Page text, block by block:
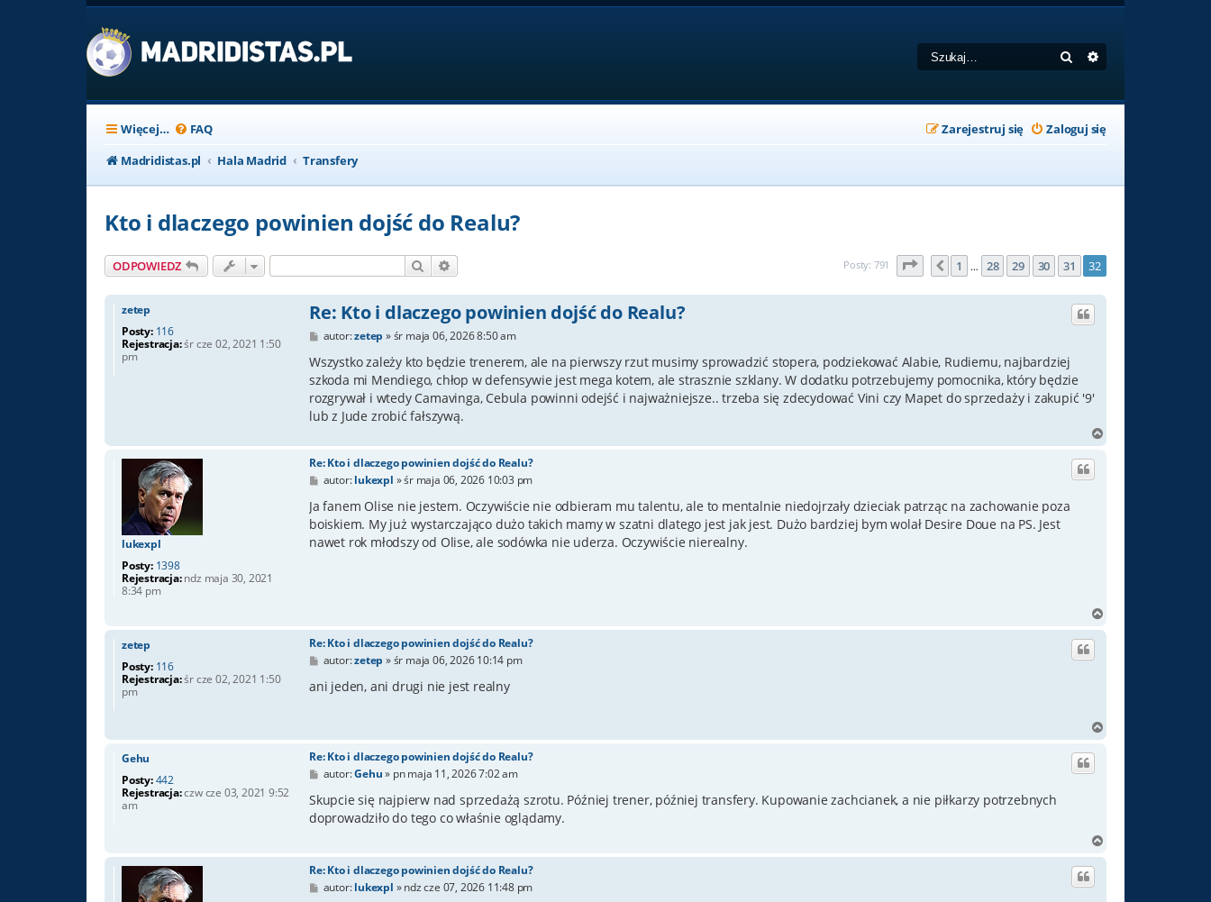
Szukaj
Więcej… FAQ Zaloguj się
Zarejestruj się
Madridistas.pl
Hala Madrid Transfery
Kto i dlaczego powinien dojść do Realu?
ODPOWIEDZ Szukaj Posty: 791 Strona32 z 32
Poprzednia
1 … 28 29 30 31 32
zetep
Posty: 116
Rejestracja:śr cze 02, 2021 1:50
pm
Re: Kto i dlaczego powinien dojść do Realu?
P
s
t
autor:zetep »śr maja 06, 2026 8:50 am
Wszystko zależy kto będzie trenerem, ale na pierwszy rzut musimy sprowadzić stopera, podziekować Alabie, Rudiemu, najbardziej
szkoda mi Mendiego, chłop w defensywie jest mega kotem, ale strasznie szklany. W dodatku potrzebujemy pomocnika, który będzie
rozgrywał i wtedy Camavinga, Cebula powinni odejść i najważniejsze.. trzeba się zdecydować Vini czy Mapet do sprzedaży i zakupić '9'
lub z Jude zrobić fałszywą.
lukexpl
Posty: 1398
Rejestracja:ndz maja 30, 2021
8:34 pm
Re: Kto i dlaczego powinien dojść do Realu?
P
s
autor:lukexpl »śr maja 06, 2026 10:03 pm
Ja fanem Olise nie jestem. Oczywiście nie odbieram mu talentu, ale to mentalnie niedojrzały dzieciak patrząc na zachowanie poza
boiskiem. My już wystarczająco dużo takich mamy w szatni dlatego jest jak jest. Dużo bardziej bym wolał Desire Doue na PS. Jest
nawet rok młodszy od Olise, ale sodówka nie uderza. Oczywiście nierealny.
zetep
Posty: 116
Rejestracja:śr cze 02, 2021 1:50
pm
Re: Kto i dlaczego powinien dojść do Realu?
P
s
autor:zetep »śr maja 06, 2026 10:14 pm
ani jeden, ani drugi nie jest realny
Gehu
Posty:442
Rejestracja:czw cze 03, 2021 9:52
am
Re: Kto i dlaczego powinien dojść do Realu?
P
s
autor:Gehu» pn maja 11, 2026 7:02 am
Skupcie się najpierw nad sprzedażą szrotu. Później trener, później transfery. Kupowanie zachcianek, a nie piłkarzy potrzebnych
doprowadziło do tego co właśnie oglądamy.
Re: Kto i dlaczego powinien dojść do Realu?
Pautor:lukexpl »ndz cze 07, 2026 11:48 pm